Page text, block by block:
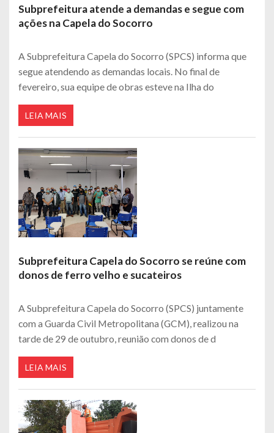
Subprefeitura atende a demandas e segue com
ações na Capela do Socorro
A Subprefeitura Capela do Socorro (SPCS) informa que
segue atendendo as demandas locais. No final de
fevereiro, sua equipe de obras esteve na Ilha do
LEIA MAIS
Subprefeitura Capela do Socorro se reúne com
donos de ferro velho e sucateiros
A Subprefeitura Capela do Socorro (SPCS) juntamente
com a Guarda Civil Metropolitana (GCM), realizou na
tarde de 29 de outubro, reunião com donos de d
LEIA MAIS